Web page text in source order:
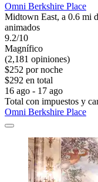
Omni Berkshire Place
Midtown East, a 0.6 mi
animados
9.2/10
Magnífico
(2,181 opiniones)
$252 por noche
$292 en total
16 ago - 17 ago
Total con impuestos y
Omni Berkshire Place